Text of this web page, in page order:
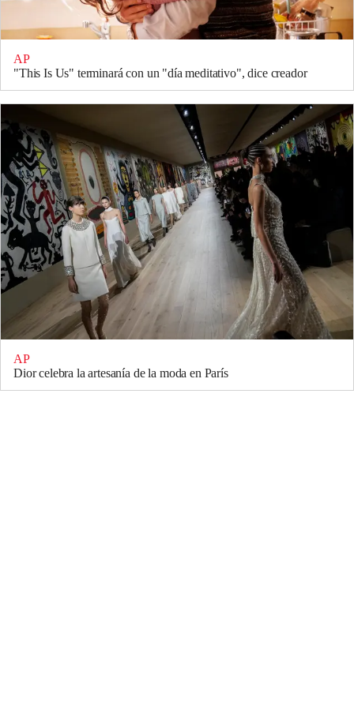
AP
"This Is Us" terminará con un "día meditativo", dice creador
AP
Dior celebra la artesanía de la moda en París